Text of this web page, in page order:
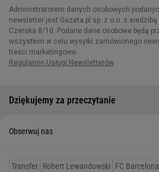
Dziękujemy za przeczytanie
Obserwuj nas
Transfer Robert Lewandowski FC Barcelona